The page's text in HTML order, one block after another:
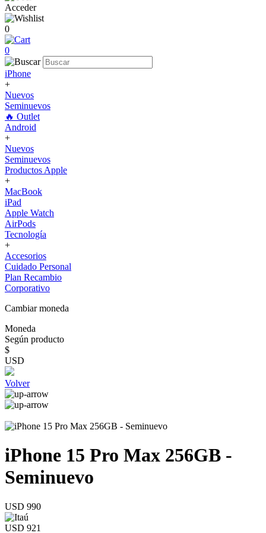
Acceder
0
0
iPhone
+
Nuevos
Seminuevos
🔥 Outlet
Android
+
Nuevos
Seminuevos
Productos Apple
+
MacBook
iPad
Apple Watch
AirPods
Tecnología
+
Accesorios
Cuidado Personal
Plan Recambio
Corporativo
Cambiar moneda
Moneda
Según producto
$
USD
Volver
iPhone 15 Pro Max 256GB -
Seminuevo
USD 990
USD 921